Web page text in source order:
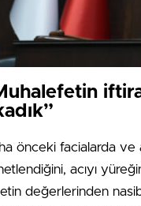
önceki facialarda ve
acıyı
değerlerinden